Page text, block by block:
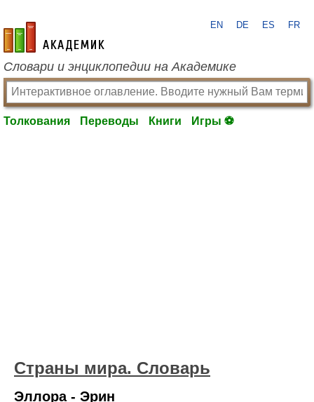
academic.ru
EN DE ES FR
Словари и энциклопедии на Академике
Толкования Переводы Книги Игры ⚽
Страны мира. Словарь
Эллора - Эрин